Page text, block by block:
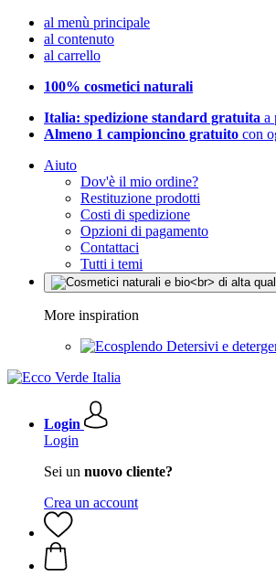
al menù principale
al contenuto
al carrello
100% cosmetici naturali
Italia: spedizione standard gratuita a
Almeno 1 campioncino gratuito con
Aiuto
Dov'è il mio ordine?
Restituzione prodotti
Costi di spedizione
Opzioni di pagamento
Contattaci
Tutti i temi
More inspiration
Detersivi e
Login
Login
Sei un nuovo cliente?
Crea un account